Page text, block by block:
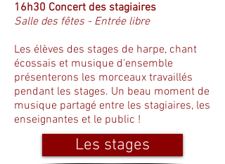
16h30 Concert des stagiaires
Salle des fêtes - Entrée libre
Les élèves des stages de harpe, chant
écossais et musique d'ensemble
présenterons les morceaux travaillés
pendant les stages. Un beau moment de
musique partagé entre les stagiaires, les
enseignantes et le public !
Les stages